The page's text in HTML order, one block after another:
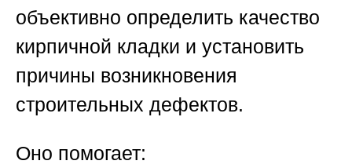
объективно определить качество
кирпичной кладки и установить
причины возникновения
строительных дефектов.
Оно помогает: